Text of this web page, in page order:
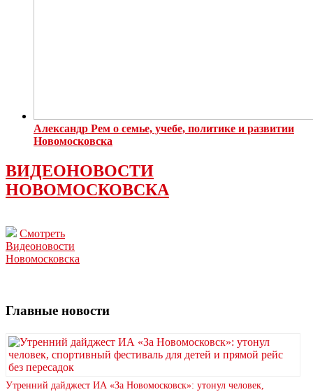
Александр Рем о семье, учебе, политике и развитии
Новомосковска
ВИДЕОНОВОСТИ
НОВОМОСКОВСКА
Смотреть
Видеоновости
Новомосковска
Главные новости
Утренний дайджест ИА «За Новомосковск»: утонул человек,